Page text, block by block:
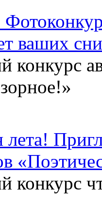
ваших
конкурс
лета!
конкурс